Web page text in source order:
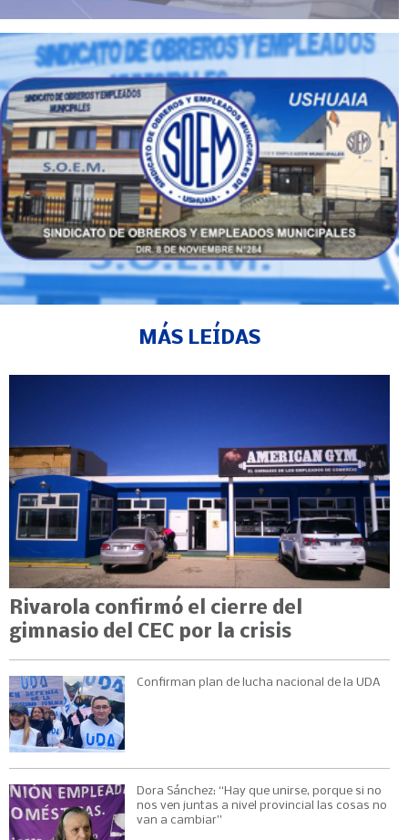
MÁS LEÍDAS
Rivarola confirmó el cierre del
gimnasio del CEC por la crisis
Confirman plan de lucha nacional de la UDA
Dora Sánchez: “Hay que unirse, porque si no
nos ven juntas a nivel provincial las cosas no
van a cambiar”